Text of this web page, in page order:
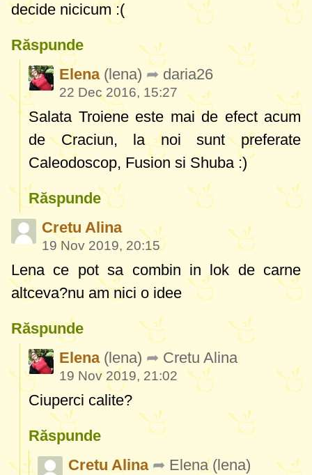
decide nicicum :(
Răspunde
Elena (lena) daria26
22 Dec 2016, 15:27
Salata Troiene este mai de efect acum
de Craciun, la noi sunt preferate
Caleodoscop, Fusion si Shuba :)
Răspunde
Cretu Alina
19 Nov 2019, 20:15
Lena ce pot sa combin in lok de carne
altceva?nu am nici o idee
Răspunde
Elena (lena) Cretu Alina
19 Nov 2019, 21:02
Ciuperci calite?
Răspunde
Cretu Alina
Elena(lena)